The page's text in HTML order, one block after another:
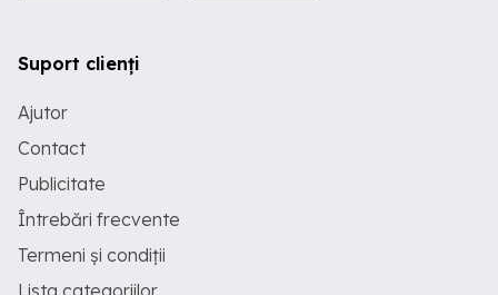
Suport clienți
Ajutor
Contact
Publicitate
Întrebări frecvente
Termeni și condiții
Lista categoriilor